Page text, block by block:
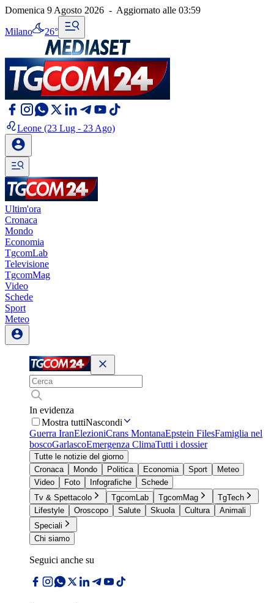
Domenica 9 Agosto 2026 - Aggiornato alle 03:59
Milano 26°
Leone (23 Lug - 23 Ago)
Ultim'ora
Cronaca
Mondo
Economia
TgcomLab
Televisione
TgcomMag
Video
Schede
Sport
Meteo
In evidenza
Mostra tuttiNascondi
Guerra IranElezioniCrans MontanaEpstein FilesFamiglia nel
boscoGarlascoEmergenza ClimaTutti i dossier
Tutte le notizie del giorno
Cronaca
Mondo Politica Economia Sport
Meteo
Video
Foto Infografiche
Schede
Tv & Spettacolo
TgcomLab TgcomMag
TgTech
Lifestyle
Oroscopo Salute Skuola Cultura
Animali
Speciali
Chi siamo
Seguici anche su